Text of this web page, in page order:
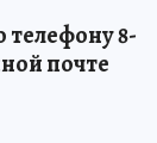
8-
почте